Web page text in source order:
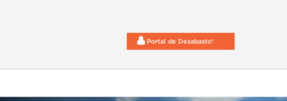
Portal de Desabasto®